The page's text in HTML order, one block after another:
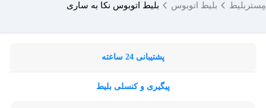
مِستربلیط بلیط اتوبوس بلیط اتوبوس نکا به ساری
پشتیبانی 24 ساعته
پیگیری و کنسلی بلیط